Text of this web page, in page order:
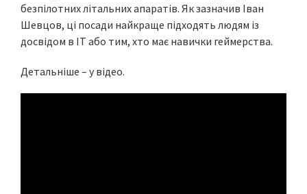
безпілотних літальних апаратів. Як зазначив Іван
Шевцов, ці посади найкраще підходять людям із
досвідом в IT або тим, хто має навички геймерства.
Детальніше – у відео.